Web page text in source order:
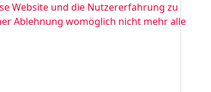
Website und die Nutzererfahrung zu
Ablehnung womöglich nicht mehr alle